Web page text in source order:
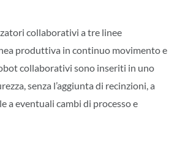
collaborativi a tre linee
produttiva in continuo movimento e
collaborativi sono inseriti in uno
senza l’aggiunta di recinzioni, a
a eventuali cambi di processo e